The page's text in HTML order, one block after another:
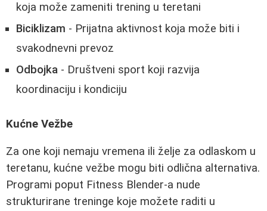
koja može zameniti trening u teretani
Biciklizam - Prijatna aktivnost koja može biti i
svakodnevni prevoz
Odbojka - Društveni sport koji razvija
koordinaciju i kondiciju
Kućne Vežbe
Za one koji nemaju vremena ili želje za odlaskom u
teretanu, kućne vežbe mogu biti odlična alternativa.
Programi poput Fitness Blender-a nude
strukturirane treninge koje možete raditi u